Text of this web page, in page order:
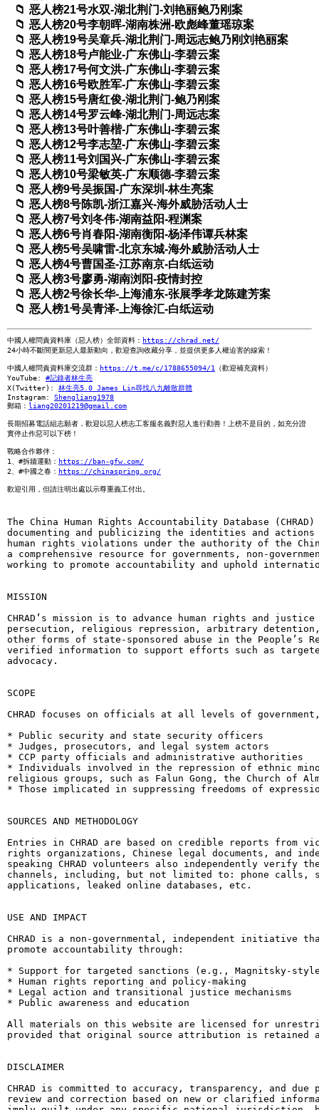
恶人榜21号水双-湖北荆门-刘艳丽鲍乃刚案
恶人榜20号李朝晖-湖南株洲-欧彪峰董瑶琼案
恶人榜19号吴章兵-湖北荆门-周远志鲍乃刚刘艳丽案
恶人榜18号卢能业-广东佛山-李碧云案
恶人榜17号何文洪-广东佛山-李碧云案
恶人榜16号欧胜军-广东佛山-李碧云案
恶人榜15号唐红俊-湖北荆门-鲍乃刚案
恶人榜14号罗云峰-湖北荆门-周远志案
恶人榜13号叶善楷-广东佛山-李碧云案
恶人榜12号李志堃-广东佛山-李碧云案
恶人榜11号刘国兴-广东佛山-李碧云案
恶人榜10号梁敏英-广东顺德-李碧云案
恶人榜9号吴振国-广东深圳-林生亮案
恶人榜8号陈凯-浙江嘉兴-海外威胁活动人士
恶人榜7号刘冬伟-湖南益阳-程渊案
恶人榜6号肖春阳-湖南衡阳-杨泽伟谭兵林案
恶人榜5号吴啸雷-北京东城-海外威胁活动人士
恶人榜4号曹国圣-江苏南京-白纸运动
恶人榜3号廖勇-湖南浏阳-疫情封控
恶人榜2号徐长华-上海浦东-张展季孝龙陈建芳案
恶人榜1号吴青泽-上海徐汇-白纸运动
中國人權問責資料庫（惡人榜）全部資料： https://chrad.net/
24小時不斷間更新惡人最新動向，歡迎查詢收藏分享，並提供更多人權迫害的線索！
中國人權問責資料庫交流群： https://t.me/c/1788655094/1
（歡迎補充資料）
YouTube: #記錄者林生亮
X(Twitter): 林生亮5.0 James Lin尋找八九離散群體
Instagram: Shengliang1978
郵箱： liang20201219@gmail.com
長期招募電話組志願者，歡迎以惡人榜志工客服名義對惡人進行勸善！上榜不是目的，如充分證
實停止作惡可以下榜！
戰略合作夥伴：
1、#拆牆運動： https://ban-gfw.com/
2、#中國之春： https://chinaspring.org/
歡迎引用，但請注明出處以示尊重義工付出。
The China Human Rights Accountability Database
documenting and publicizing the identities and
human rights violations under the authority of the
a comprehensive resource for governments, non-
working to promote accountability and uphold
MISSION
CHRAD’s mission is to advance human rights and
persecution, religious repression, arbitrary
other forms of state-sponsored abuse in the People’s
verified information to support efforts such as
advocacy.
SCOPE
CHRAD focuses on officials at all levels of
* Public security and state security officers
* Judges, prosecutors, and legal system actors
* CCP party officials and administrative authorities
* Individuals involved in the repression of ethnic
religious groups, such as Falun Gong, the Church of
* Those implicated in suppressing freedoms of
SOURCES AND METHODOLOGY
Entries in CHRAD are based on credible reports from
rights organizations, Chinese legal documents, and
speaking CHRAD volunteers also independently verify
channels, including, but not limited to: phone calls,
applications, leaked online databases, etc.
USE AND IMPACT
CHRAD is a non-governmental, independent
promote accountability through:
* Support for targeted sanctions (e.g., Magnitsky-
* Human rights reporting and policy-making
* Legal action and transitional justice mechanisms
* Public awareness and education
All materials on this website are licensed for
provided that original source attribution is retained
DISCLAIMER
CHRAD is committed to accuracy, transparency, and
review and correction based on new or clarified